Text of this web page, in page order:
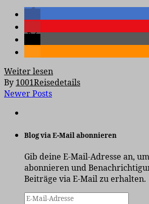
Weiter lesen
By 1001Reisedetails
Newer Posts
Blog via E-Mail abonnieren
Gib deine E-Mail-Adresse an,
abonnieren und
Beiträge via E-Mail zu erhalten.
E-